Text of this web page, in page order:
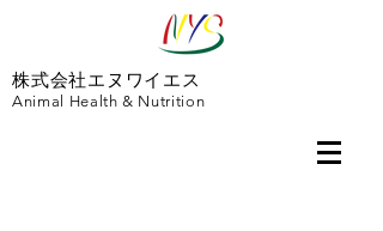
株式会社エヌワイエス
Animal Health & Nutrition